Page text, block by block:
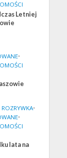
Letniej
•
ROZRYWKA•
•
lata na